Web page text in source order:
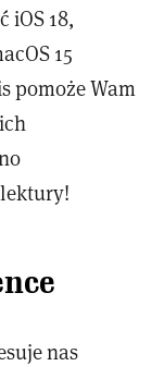
iOS 18,
15
pomoże Wam
nas